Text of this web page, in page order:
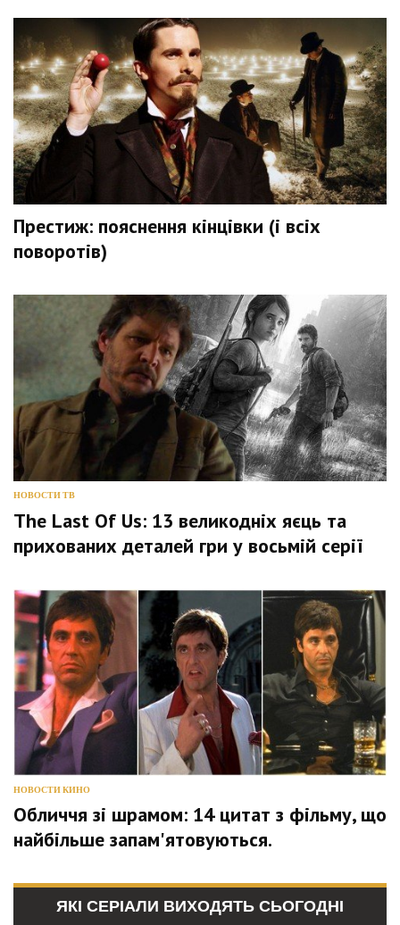
Престиж: пояснення кінцівки (і всіх
поворотів)
НОВОСТИ ТВ
The Last Of Us: 13 великодніх яєць та
прихованих деталей гри у восьмій серії
НОВОСТИ КИНО
Обличчя зі шрамом: 14 цитат з фільму, що
найбільше запам'ятовуються.
ЯКІ СЕРІАЛИ ВИХОДЯТЬ СЬОГОДНІ